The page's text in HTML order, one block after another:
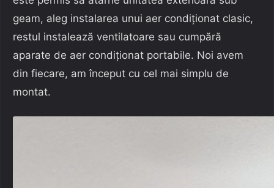
geam, aleg instalarea unui aer condiționat clasic,
restul instalează ventilatoare sau cumpără
aparate de aer condiționat portabile. Noi avem
din fiecare, am început cu cel mai simplu de
montat.